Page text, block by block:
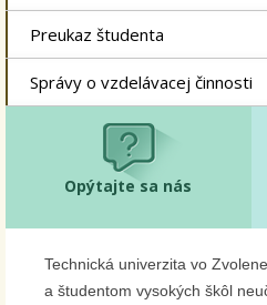
Preukaz študenta
Správy o vzdelávacej činnosti
Opýtajte sa nás
Technická univerzita vo
a študentom vysokých škôl